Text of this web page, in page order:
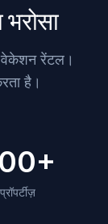
वेकेशन रेंटल।
है।
प्रॉपर्टीज़